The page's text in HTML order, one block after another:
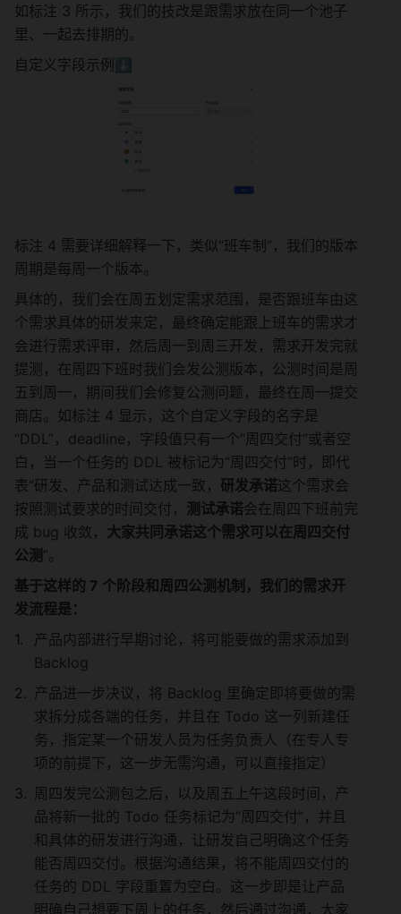
如标注 3 所示，我们的技改是跟需求放在同一个池子
里、一起去排期的。
自定义字段示例⬇️
标注 4 需要详细解释一下，类似“班车制”，我们的版本
周期是每周一个版本。
具体的，我们会在周五划定需求范围，是否跟班车由这
个需求具体的研发来定，最终确定能跟上班车的需求才
会进行需求评审，然后周一到周三开发，需求开发完就
提测，在周四下班时我们会发公测版本，公测时间是周
五到周一，期间我们会修复公测问题，最终在周一提交
商店。如标注 4 显示，这个自定义字段的名字是
“DDL”，deadline，字段值只有一个“周四交付”或者空
白，当一个任务的 DDL 被标记为“周四交付”时，即代
表“研发、产品和测试达成一致， 研发承诺这个需求会
按照测试要求的时间交付， 测试承诺会在周四下班前完
成 bug 收敛， 大家共同承诺这个需求可以在周四交付
公测 ”。
基于这样的 7 个阶段和周四公测机制，我们的需求开
发流程是：
产品内部进行早期讨论，将可能要做的需求添加到
Backlog
产品进一步决议，将 Backlog 里确定即将要做的需
求拆分成各端的任务，并且在 Todo 这一列新建任
务，指定某一个研发人员为任务负责人（在专人专
项的前提下，这一步无需沟通，可以直接指定）
周四发完公测包之后，以及周五上午这段时间，产
品将新一批的 Todo 任务标记为“周四交付”，并且
和具体的研发进行沟通，让研发自己明确这个任务
能否周四交付。根据沟通结果，将不能周四交付的
任务的 DDL 字段重置为空白。这一步即是让产品
明确自己想要下周上的任务，然后通过沟通，大家